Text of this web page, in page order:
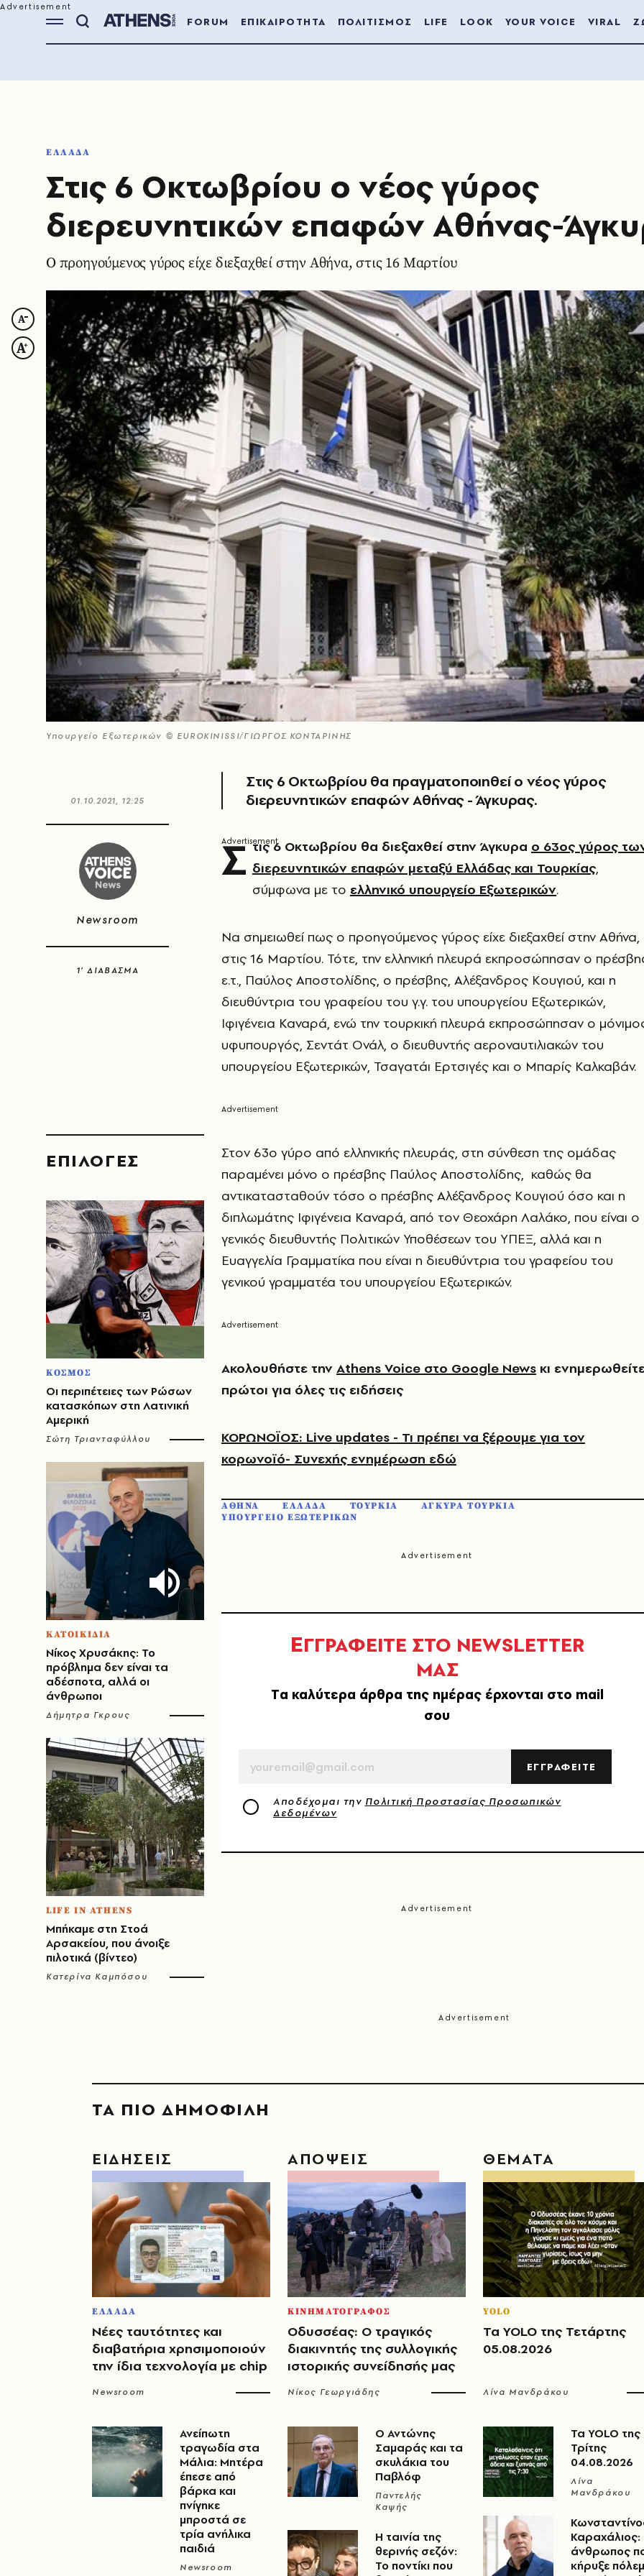
FORUM ΕΠΙΚΑΙΡΟΤΗΤΑ ΠΟΛΙΤΙΣΜΟΣ LIFE LOOK YOUR VOICE VIRAL
ΕΛΛΑΔΑ
Στις 6 Οκτωβρίου ο νέος γύρος
διερευνητικών επαφών Αθήνας-
Ο προηγούμενος γύρος είχε διεξαχθεί στην Αθήνα, στις 16 Μαρτίου
Υπουργείο Εξωτερικών © EUROKINISSI/ΓΙΩΡΓΟΣ ΚΟΝΤΑΡΙΝΗΣ
01.10.2021, 12:25
Newsroom
1’ ΔΙΑΒΑΣΜΑ
EΠΙΛΟΓΈΣ
ΚΟΣΜΟΣ
Οι περιπέτειες των Ρώσων
κατασκόπων στη Λατινική
Αμερική
Σώτη Τριανταφύλλου
ΚΑΤΟΙΚΙΔΙΑ
Νίκος Χρυσάκης: Το
πρόβλημα δεν είναι τα
αδέσποτα, αλλά οι
άνθρωποι
Δήμητρα Γκρους
LIFE IN ATHENS
Μπήκαμε στη Στοά
Αρσακείου, που άνοιξε
πιλοτικά (βίντεο)
Κατερίνα Καμπόσου
Στις 6 Οκτωβρίου θα πραγματοποιηθεί ο νέος γύρος
διερευνητικών επαφών Αθήνας - Άγκυρας.
Σ τις 6 Οκτωβρίου θα διεξαχθεί στην Άγκυρα ο 63ος γύρος
διερευνητικών επαφών μεταξύ Ελλάδας και Τουρκίας,
σύμφωνα με το ελληνικό υπουργείο Εξωτερικών.
Να σημειωθεί πως ο προηγούμενος γύρος είχε διεξαχθεί στην Αθήνα,
στις 16 Μαρτίου. Τότε, την ελληνική πλευρά εκπροσώπησαν ο
ε.τ., Παύλος Αποστολίδης, ο πρέσβης, Αλέξανδρος Κουγιού, και η
διευθύντρια του γραφείου του γ.γ. του υπουργείου Εξωτερικών,
Ιφιγένεια Καναρά, ενώ την τουρκική πλευρά εκπροσώπησαν ο
υφυπουργός, Σεντάτ Ονάλ, ο διευθυντής αεροναυτιλιακών του
υπουργείου Εξωτερικών, Τσαγατάι Ερτσιγές και ο Μπαρίς Καλκαβάν.
Στον 63ο γύρο από ελληνικής πλευράς, στη σύνθεση της ομάδας
παραμένει μόνο ο πρέσβης Παύλος Αποστολίδης, καθώς θα
αντικατασταθούν τόσο ο πρέσβης Αλέξανδρος Κουγιού όσο και η
διπλωμάτης Ιφιγένεια Καναρά, από τον Θεοχάρη Λαλάκο, που είναι ο
γενικός διευθυντής Πολιτικών Υποθέσεων του ΥΠΕΞ, αλλά και η
Ευαγγελία Γραμματίκα που είναι η διευθύντρια του γραφείου του
γενικού γραμματέα του υπουργείου Εξωτερικών.
Ακολουθήστε την Athens Voice στο Google News κι
πρώτοι για όλες τις ειδήσεις
ΚΟΡΩΝΟΪΟΣ: Live updates - Τι πρέπει να ξέρουμε για τον
κορωνοϊό- Συνεχής ενημέρωση εδώ
ΑΘΗΝΑ ΕΛΛΑΔΑ ΤΟΥΡΚΙΑ
ΑΓΚΥΡΑ ΤΟΥΡΚΙΑ
ΥΠΟΥΡΓΕΙΟ ΕΞΩΤΕΡΙΚΩΝ
ΕΓΓΡΑΦΕΙΤΕ ΣΤΟ NEWSLETTER
ΜΑΣ
Tα καλύτερα άρθρα της ημέρας έρχονται στο mail
σου
ΕΓΓΡΑΦΕΙΤΕ
Αποδέχομαι την Πολιτική Προστασίας Προσωπικών
Δεδομένων
ΤΑ ΠΙΟ ΔΗΜΟΦΙΛΗ
ΕΙΔΗΣΕΙΣ
ΕΛΛΑΔΑ
Νέες ταυτότητες και
διαβατήρια χρησιμοποιούν
την ίδια τεχνολογία με chip
Newsroom
Ανείπωτη
τραγωδία στα
Μάλια: Μητέρα
έπεσε από
βάρκα και
πνίγηκε
μπροστά σε
τρία ανήλικα
παιδιά
Newsroom
ΑΠΟΨΕΙΣ
ΚΙΝΗΜΑΤΟΓΡΑΦΟΣ
Οδυσσέας: Ο τραγικός
διακινητής της συλλογικής
ιστορικής συνείδησής μας
Νίκος Γεωργιάδης
Ο Αντώνης
Σαμαράς και τα
σκυλάκια του
Παβλόφ
Παντελής
Καψής
Η ταινία της
θερινής σεζόν:
Το ποντίκι που
ΘΕΜΑΤΑ
YOLO
Τα YOLO της Τετάρτης
05.08.2026
Λίνα Μανδράκου
Τα YOLO της
Τρίτης
04.08.2026
Λίνα
Μανδράκου
άνθρωπος
κήρυξε